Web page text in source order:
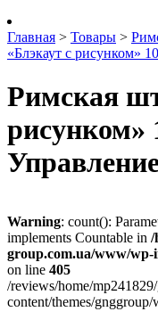
Главная > Товары >
«Блэкаут с рисунком»
Римская
рисунком»
Warning: count():
implements Countable in /
group.com.ua/www/wp-
on line 405
/reviews/home/
content/themes/